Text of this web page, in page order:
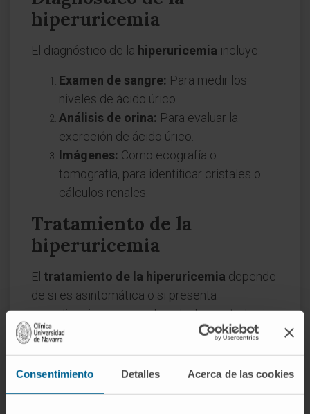
Consentimiento Detalles Acerca de las cookies
hiperuricemia
El diagnóstico de la hiperuricemia incluye:
Examen de sangre: Para medir los
niveles de ácido úrico.
Análisis de orina: Para evaluar la
excreción de ácido úrico.
Imágenes: Como ecografía o
tomografía, para identificar cristales o
cálculos renales.
Tratamiento de la
hiperuricemia
El tratamiento de la hiperuricemia depende
de si es asintomática o si presenta
complicaciones como la gota. Las estrategias
incluyen:
Tratamiento no farmacológico
Modificación de la dieta: